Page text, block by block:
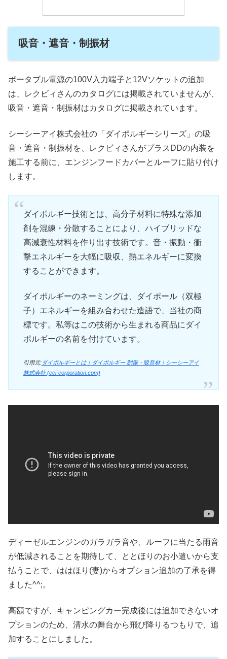
吸音・遮音・制振材
ポータブル電源の100V入力端子と12Vソケットの追加
は、レクビィさんのカタログには掲載されていませんが、
吸音・遮音・制振材はカタログに掲載されています。
シーシーアイ株式会社の「ダイポルギーシリーズ」の吸
音・遮音・制振材を、レクビィさんがプラスDDの内装を
施工する前に、エンジンフードカバーとルーフに貼り付け
します。
ダイポルギー技術とは、高分子材料に特殊な添加
剤を混練・分散することにより、ハイブリッドな
高減衰性材料を作り出す技術です。音・振動・衝
撃エネルギーを大幅に吸収、熱エネルギーに変換
することができます。
ダイポルギーのネーミングは、ダイポール（双極
子）エネルギーを組み合わせた造語で、当社の商
標です。私等はこの技術から生まれる商品にダイ
ポルギーの名前を付けています。
引用元:ダイポルギーとは｜ダイポルギー 制振・吸音材｜シーシーアイ
株式会社 (cci-corporation.com)
ディーゼルエンジンのガラガラ音や、ルーフに当たる雨音
が低減されることを期待して、ととほりのお小遣いから支
払うことで、ははほり(妻)からオプション追加の了承を得
ました^^;。
高額ですが、キャンピングカー完成後には追加できないオ
プションのため、清水の舞台から飛び降りるつもりで、追
加することにしました。